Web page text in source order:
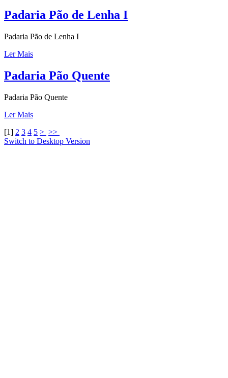
Padaria Pão de Lenha I
Padaria Pão de Lenha I
Ler Mais
Padaria Pão Quente
Padaria Pão Quente
Ler Mais
[1] 2 3 4 5 > >>
Switch to Desktop Version